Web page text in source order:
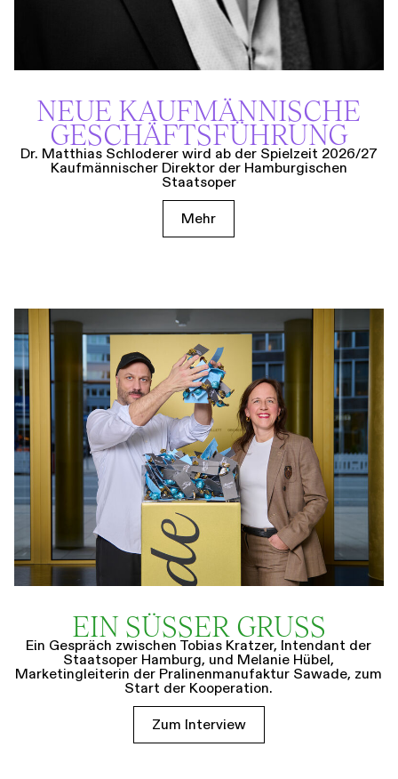
NEUE KAUF­MÄNNISCHE
GESCHÄFTS­FÜHRUNG
Dr. Matthias Schloderer wird ab der Spielzeit 2026/27
Kaufmännischer Direktor der Hamburgischen
Staatsoper
Mehr
EIN SÜSSER GRUSS
Ein Gespräch zwischen Tobias Kratzer, Intendant der
Staatsoper Hamburg, und Melanie Hübel,
Marketingleiterin der Pralinenmanufaktur Sawade, zum
Start der Kooperation.
Zum Interview